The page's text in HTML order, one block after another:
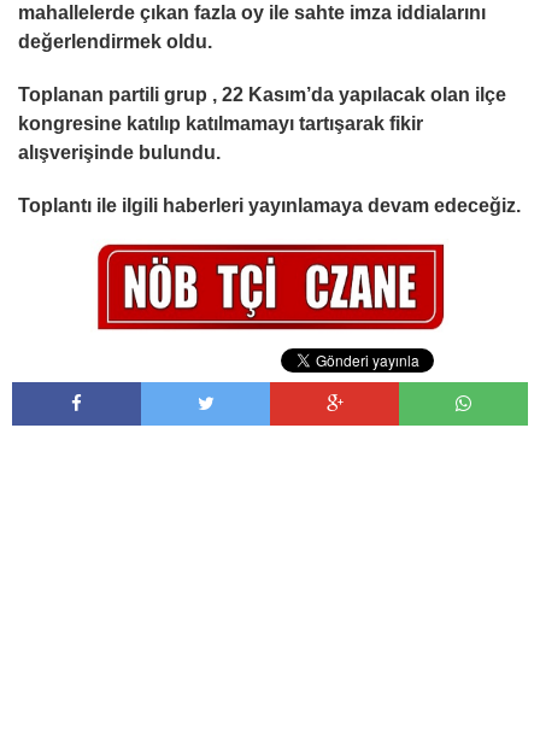
mahallelerde çıkan fazla oy ile sahte imza iddialarını
değerlendirmek oldu.
Toplanan partili grup , 22 Kasım’da yapılacak olan ilçe
kongresine katılıp katılmamayı tartışarak fikir
alışverişinde bulundu.
Toplantı ile ilgili haberleri yayınlamaya devam edeceğiz.